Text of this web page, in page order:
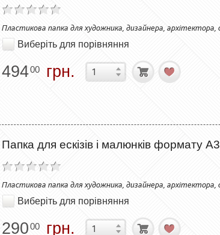
Пластикова папка для художника, дизайнера,
Виберіть для порівняння
49400 грн.
Папка для ескізів і малюнків формату
Пластикова папка для художника, дизайнера,
Виберіть для порівняння
29000 грн.